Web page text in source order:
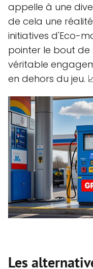
appelle à une
de cela une
initiatives d'Eco-
pointer le bout de
véritable
en dehors du jeu.
Les